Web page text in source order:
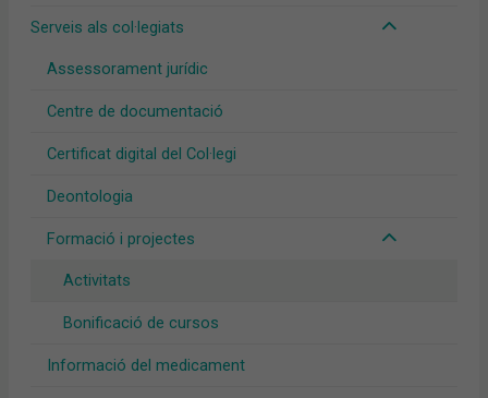
Serveis als col·legiats
Assessorament jurídic
Centre de documentació
Certificat digital del Col·legi
Deontologia
Formació i projectes
Activitats
Bonificació de cursos
Informació del medicament